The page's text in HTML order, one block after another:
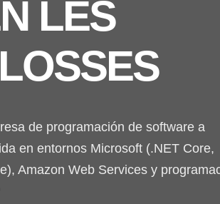
LES
de programación de software a
en entornos Microsoft (.NET Core,
Amazon Web Services y